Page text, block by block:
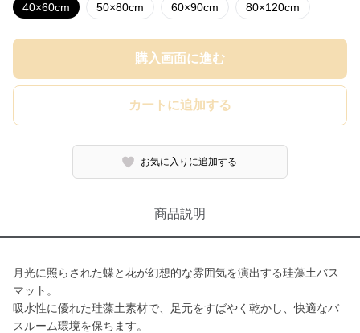
40×60cm 50×80cm 60×90cm 80×120cm
購入画面に進む
カートに追加する
お気に入りに追加する
商品説明
月光に照らされた蝶と花が幻想的な雰囲気を演出する珪藻土バス
マット。
吸水性に優れた珪藻土素材で、足元をすばやく乾かし、快適なバ
スルーム環境を保ちます。